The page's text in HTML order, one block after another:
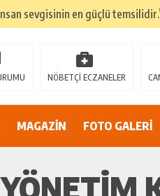
sevgisinin en güçlü
NÖBETÇİ ECZANELER
MAGAZİN FOTO GALERİ